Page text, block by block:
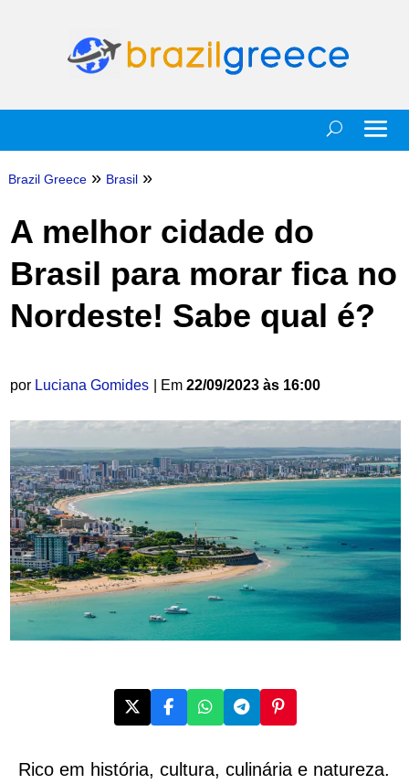
Brazil Greece » Brasil »
A melhor cidade do
Brasil para morar fica no
Nordeste! Sabe qual é?
por Luciana Gomides | Em 22/09/2023 às 16:00
Rico em história, cultura, culinária e natureza.